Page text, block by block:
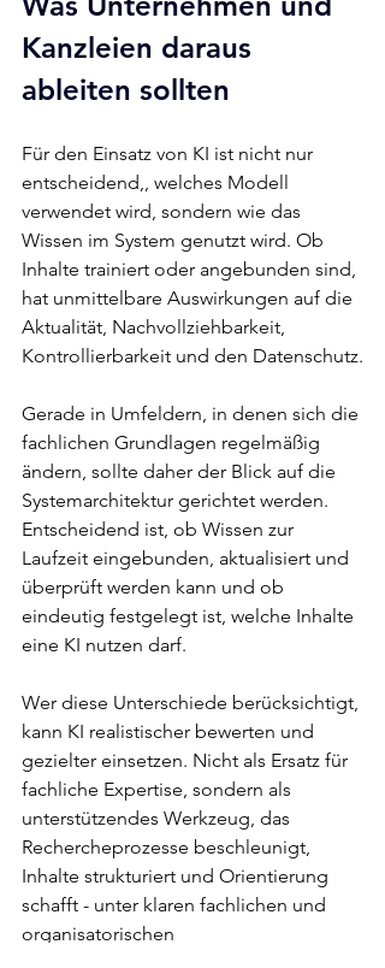
Kanzleien daraus
ableiten sollten
Für den Einsatz von KI ist nicht nur
entscheidend,, welches Modell
verwendet wird, sondern wie das
Wissen im System genutzt wird. Ob
Inhalte trainiert oder angebunden sind,
hat unmittelbare Auswirkungen auf die
Aktualität, Nachvollziehbarkeit,
Kontrollierbarkeit und den Datenschutz.
Gerade in Umfeldern, in denen sich die
fachlichen Grundlagen regelmäßig
ändern, sollte daher der Blick auf die
Systemarchitektur gerichtet werden.
Entscheidend ist, ob Wissen zur
Laufzeit eingebunden, aktualisiert und
überprüft werden kann und ob
eindeutig festgelegt ist, welche Inhalte
eine KI nutzen darf.
Wer diese Unterschiede berücksichtigt,
kann KI realistischer bewerten und
gezielter einsetzen. Nicht als Ersatz für
fachliche Expertise, sondern als
unterstützendes Werkzeug, das
Rechercheprozesse beschleunigt,
Inhalte strukturiert und Orientierung
schafft - unter klaren fachlichen und
organisatorischen